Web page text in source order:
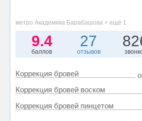
метро Академика Барабашова + ещё 1
9.4
баллов
27
отзывов
Коррекция бровей
Коррекция бровей воском
Коррекция бровей пинцетом